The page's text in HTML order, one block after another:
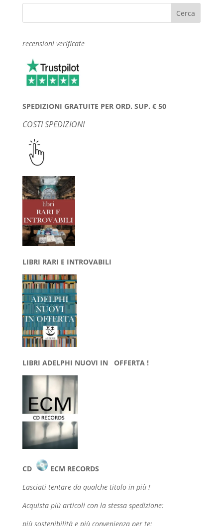
recensioni verificate
SPEDIZIONI GRATUITE PER ORD. SUP. € 50
COSTI SPEDIZIONI
LIBRI RARI E INTROVABILI
LIBRI ADELPHI NUOVI IN OFFERTA !
CD
ECM RECORDS
Lasciati tentare da qualche titolo in più !
Acquista più articoli con la stessa spedizione:
più sostenibilità e più convenienza per te: